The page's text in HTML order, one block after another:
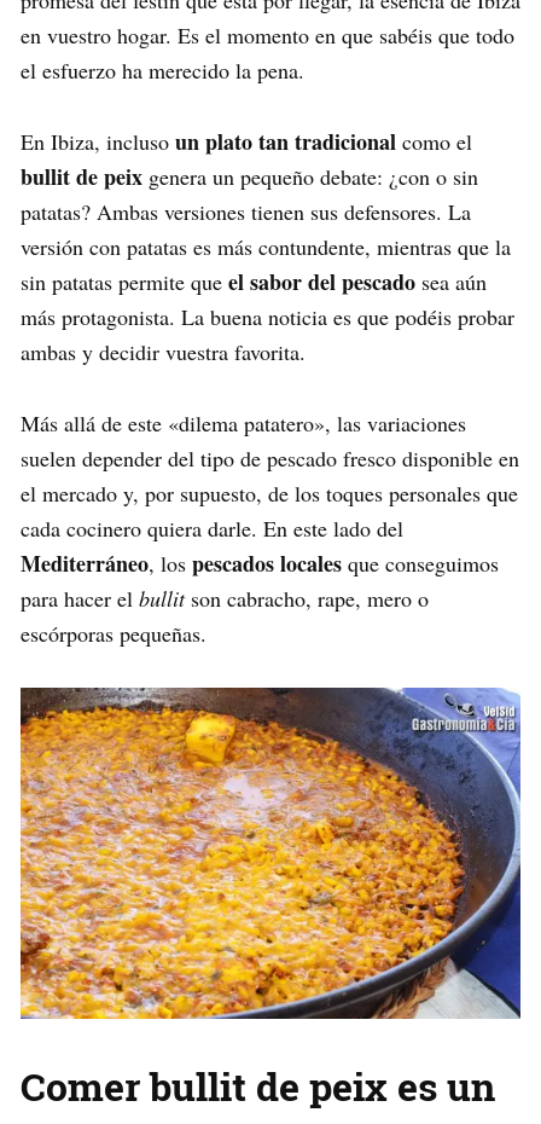
en vuestro hogar. Es el momento en que sabéis que todo
el esfuerzo ha merecido la pena.
En Ibiza, incluso un plato tan tradicional como el
bullit de peix genera un pequeño debate: ¿con o sin
patatas? Ambas versiones tienen sus defensores. La
versión con patatas es más contundente, mientras que la
sin patatas permite que el sabor del pescado sea aún
más protagonista. La buena noticia es que podéis probar
ambas y decidir vuestra favorita.
Más allá de este «dilema patatero», las variaciones
suelen depender del tipo de pescado fresco disponible en
el mercado y, por supuesto, de los toques personales que
cada cocinero quiera darle. En este lado del
Mediterráneo, los pescados locales que conseguimos
para hacer el bullit son cabracho, rape, mero o
escórporas pequeñas.
Comer bullit de peix es un